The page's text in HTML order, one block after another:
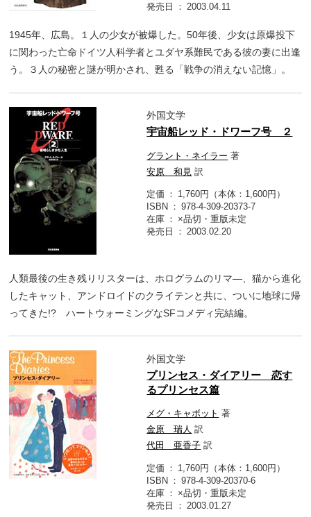
発売日
2003.04.11
1945年、広島。１人の少女が被爆した。50年後、少女は原爆投下
に関わった亡命ドイツ人科学者とユダヤ系難民である彼の妻に出逢
う。３人の秘密と謎が明かされ、甦る「戦争の消えない記憶」。
外国文学
宇宙船レッド・ドワーフ号 ２
グラント・ネイラー 著
安原 和見 訳
定価
1,760円（本体：1,600円）
ISBN
978-4-309-20373-7
在庫
×品切・重版未定
発売日
2003.02.20
人類最後の生き残りリスターは、ホログラムのリマ―、猫から進化
したキャット、アンドロイドのクライテンと共に、ついに地球に帰
ってきた!? ハートウォーミングなSFコメディ完結編。
外国文学
プリンセス・ダイアリー 恋す
るプリンセス篇
メグ・キャボット 著
金原 瑞人 訳
代田 亜香子 訳
定価
1,760円（本体：1,600円）
ISBN
978-4-309-20370-6
在庫
×品切・重版未定
発売日
2003.01.27